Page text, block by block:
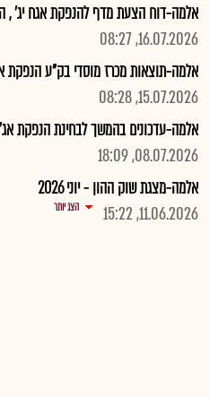
אלמה-דוח הצעת מדף להנפקת אגח יג' ,
16.07.2026, 08:27
אלמה-תוצאות מכרז מוסדי בק"ע הנפקת
15.07.2026, 08:28
אלמה-עדכונים בהמשך לבחינת הנפקת
08.07.2026, 18:09
אלמה-מצגת שוק ההון - יוני 2026
11.06.2026, 15:22
הצג יותר